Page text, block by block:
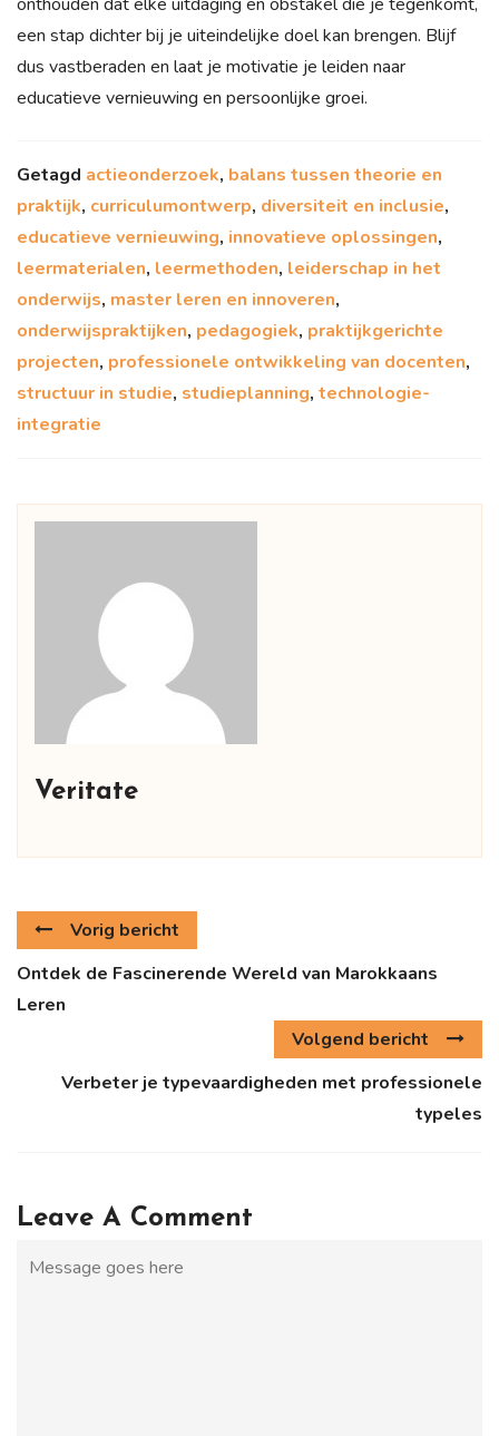
een stap dichter bij je uiteindelijke doel kan brengen. Blijf
dus vastberaden en laat je motivatie je leiden naar
educatieve vernieuwing en persoonlijke groei.
Getagd actieonderzoek, balans tussen theorie en
praktijk, curriculumontwerp, diversiteit en inclusie,
educatieve vernieuwing, innovatieve oplossingen,
leermaterialen, leermethoden, leiderschap in het
onderwijs, master leren en innoveren,
onderwijspraktijken, pedagogiek, praktijkgerichte
projecten, professionele ontwikkeling van docenten,
structuur in studie, studieplanning, technologie-
integratie
Veritate
Vorig bericht
Ontdek de Fascinerende Wereld van Marokkaans
Leren
Volgend bericht
Verbeter je typevaardigheden met professionele
typeles
Leave A Comment